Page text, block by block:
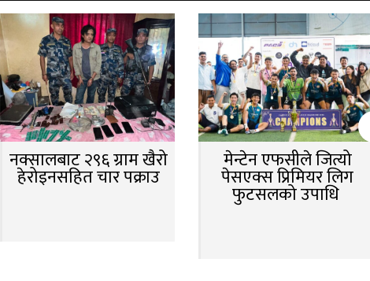
नक्सालबाट २९६ ग्राम खैरो
हेरोइनसहित चार पक्राउ
मेन्टेन एफसीले जित्यो
पेसएक्स प्रिमियर लिग
फुटसलको उपाधि